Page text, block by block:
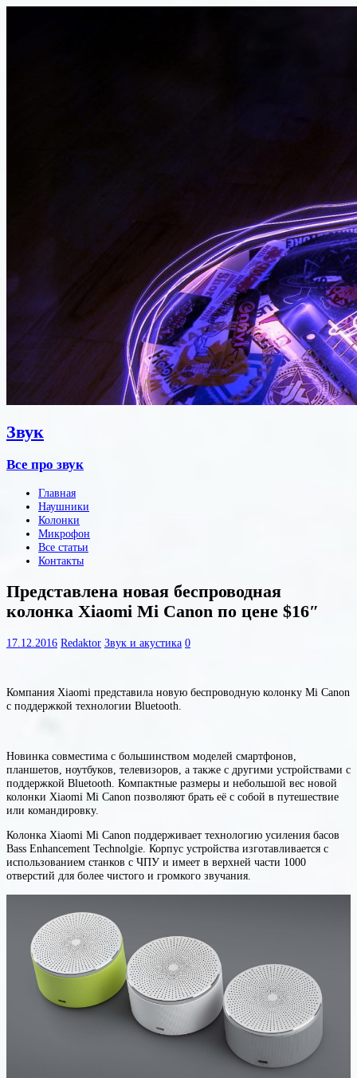
Звук
Все про звук
Главная
Наушники
Колонки
Микрофон
Все статьи
Контакты
Представлена новая беспроводная
колонка Xiaomi Mi Canon по цене $16″
17.12.2016 Redaktor Звук и акустика 0
Компания Xiaomi представила новую беспроводную колонку Mi Canon
с поддержкой технологии Bluetooth.
Новинка совместима с большинством моделей смартфонов,
планшетов, ноутбуков, телевизоров, а также с другими устройствами с
поддержкой Bluetooth. Компактные размеры и небольшой вес новой
колонки Xiaomi Mi Canon позволяют брать её с собой в путешествие
или командировку.
Колонка Xiaomi Mi Canon поддерживает технологию усиления басов
Bass Enhancement Technolgie. Корпус устройства изготавливается с
использованием станков с ЧПУ и имеет в верхней части 1000
отверстий для более чистого и громкого звучания.